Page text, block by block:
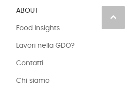
keyboard_arrow_up
ABOUT
Food Insights
Lavori nella GDO?
Contatti
Chi siamo